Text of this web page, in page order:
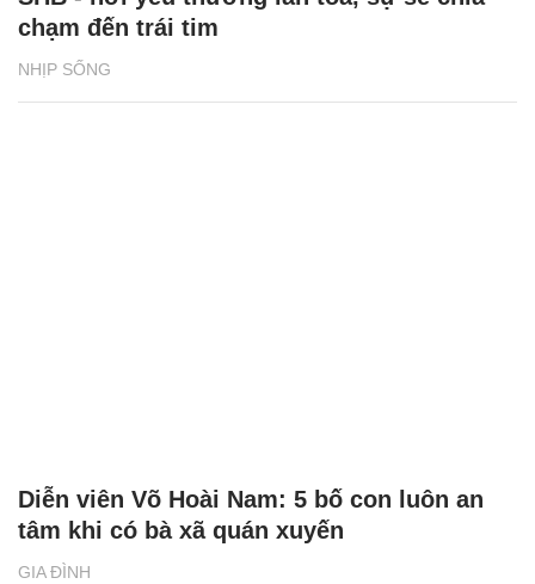
NHỊP SỐNG
chạm đến trái tim
GIA ĐÌNH
Diễn viên Võ Hoài Nam: 5 bố con luôn an
tâm khi có bà xã quán xuyến